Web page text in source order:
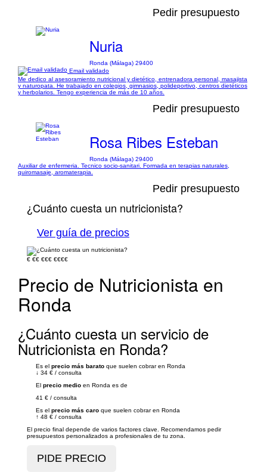
Pedir presupuesto
Nuria
Ronda (Málaga) 29400
Email validado
Me dedico al asesoramiento nutricional y dietético, entrenadora personal, masajista
y naturopata. He trabajado en colegios, gimnasios, polideportivo, centros dietéticos
y herbolarios. Tengo experiencia de más de 10 años.
Pedir presupuesto
Rosa Ribes Esteban
Ronda (Málaga) 29400
Auxiliar de enfermeria. Tecnico socio-sanitari. Formada en terapias naturales,
quiromasaje, aromaterapia.
Pedir presupuesto
¿Cuánto cuesta un nutricionista?
Ver guía de precios
€ €€ €€€ €€€€
Precio de Nutricionista en
Ronda
¿Cuánto cuesta un servicio de
Nutricionista en Ronda?
Es el precio más barato que suelen cobrar en Ronda
↓ 34 € / consulta
El precio medio en Ronda es de
41 € / consulta
Es el precio más caro que suelen cobrar en Ronda
↑ 48 € / consulta
El precio final depende de varios factores clave. Recomendamos pedir
presupuestos personalizados a profesionales de tu zona.